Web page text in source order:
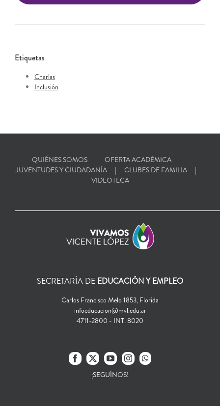
Etiquetas
Charlas
Inclusión
QUIÉNES SOMOS
OFERTA ACADÉMICA
JUVENTUDES Y CIUDADANÍA
CLUBES DE FAMILIA
VIDEOTECA
SECRETARÍA DE EDUCACIÓN Y EMPLEO
Carlos Francisco Melo 1853, Florida
infoeducacion@mvl.edu.ar
4711-2800 - INT. 8020
¡SEGUÍNOS!